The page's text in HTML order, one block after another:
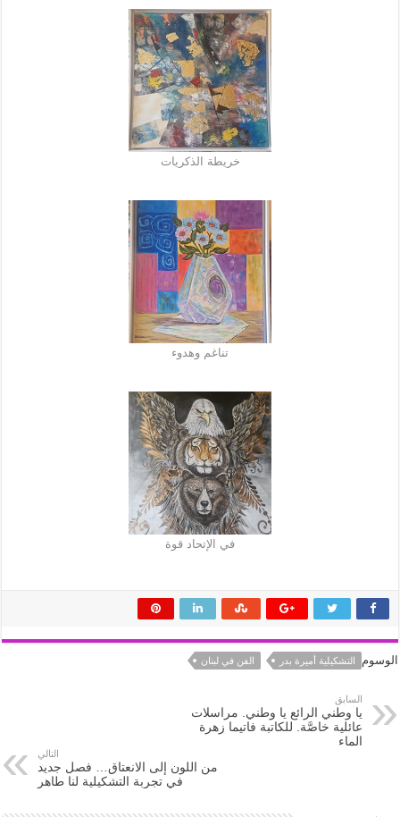
خريطة الذكريات
تناغم وهدوء
في الإتحاد قوة
الوسوم التشكيلية أميرة بدر الفن في لبنان
السابق
يا وطني الرائع يا وطني. مراسلات
عائلية خاصَّة. للكاتبة فاتيما زهرة
الماء
التالي
من اللون إلى الانعتاق… فصل جديد
في تجربة التشكيلية لنا طاهر